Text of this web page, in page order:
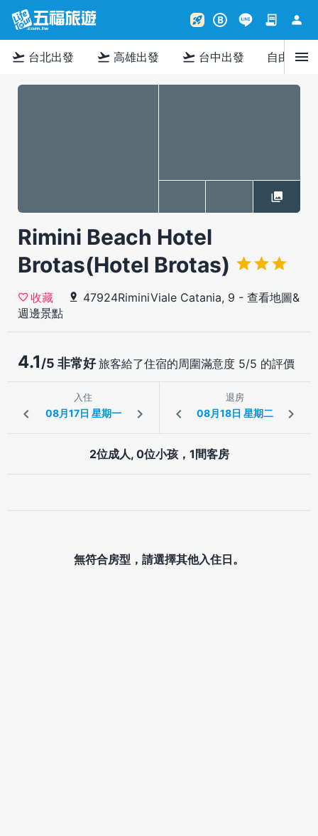
rocket_launch B contract person
flight_takeoff 台北出發 flight_takeoff 高雄出發 flight_takeoff 台中出發 自由行menu
Rimini Beach Hotel
Brotas(Hotel Brotas)
收藏 47924RiminiViale Catania, 9 - 查看地圖&
週邊景點
4.1/5 非常好旅客給了住宿的周圍滿意度 5/5 的評價
入住 退房
2位成人, 0位小孩，1間客房
無符合房型，請選擇其他入住日。